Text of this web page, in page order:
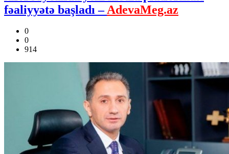
fəaliyyətə başladı –AdevaMeg.az
0
0
914